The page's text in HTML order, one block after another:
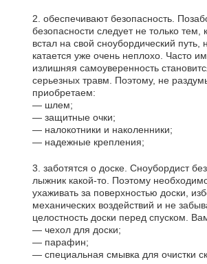
2. обеспечивают безопасность.
безопасности следует не только тем,
встал на свой сноубордический путь,
катается уже очень неплохо. Часто
излишняя самоуверенность
серьезных травм. Поэтому, не
приобретаем:
— шлем;
— защитные очки;
— налокотники и наколенники;
— надежные крепления;
3. заботятся о доске. Сноубордист
лыжник какой-то. Поэтому
ухаживать за поверхностью доски,
механических воздействий и не
целостность доски перед спуском.
— чехол для доски;
— парафин;
— специальная смывка для очистки